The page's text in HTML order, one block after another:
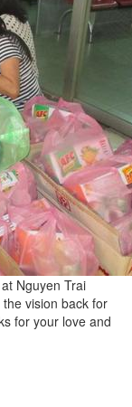
Nguyen Trai
vision back for
for your love and